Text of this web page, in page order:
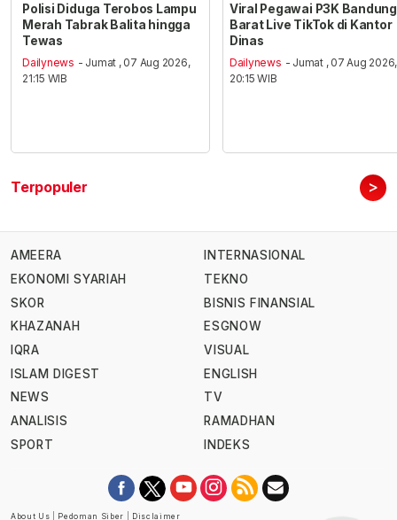
Polisi Diduga Terobos Lampu
Merah Tabrak Balita hingga
Tewas
Dailynews - Jumat , 07 Aug 2026,
21:15 WIB
Viral Pegawai P3K Bandung
Barat Live TikTok di Kantor
Dinas
Dailynews - Jumat , 07 Aug 2026,
20:15 WIB
Terpopuler >
AMEERA
EKONOMI SYARIAH
SKOR
KHAZANAH
IQRA
ISLAM DIGEST
NEWS
ANALISIS
SPORT
INTERNASIONAL
TEKNO
BISNIS FINANSIAL
ESGNOW
VISUAL
ENGLISH
TV
RAMADHAN
INDEKS
About Us Pedoman Siber Disclaimer